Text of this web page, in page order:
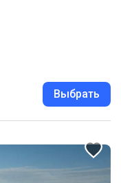
Выбрать